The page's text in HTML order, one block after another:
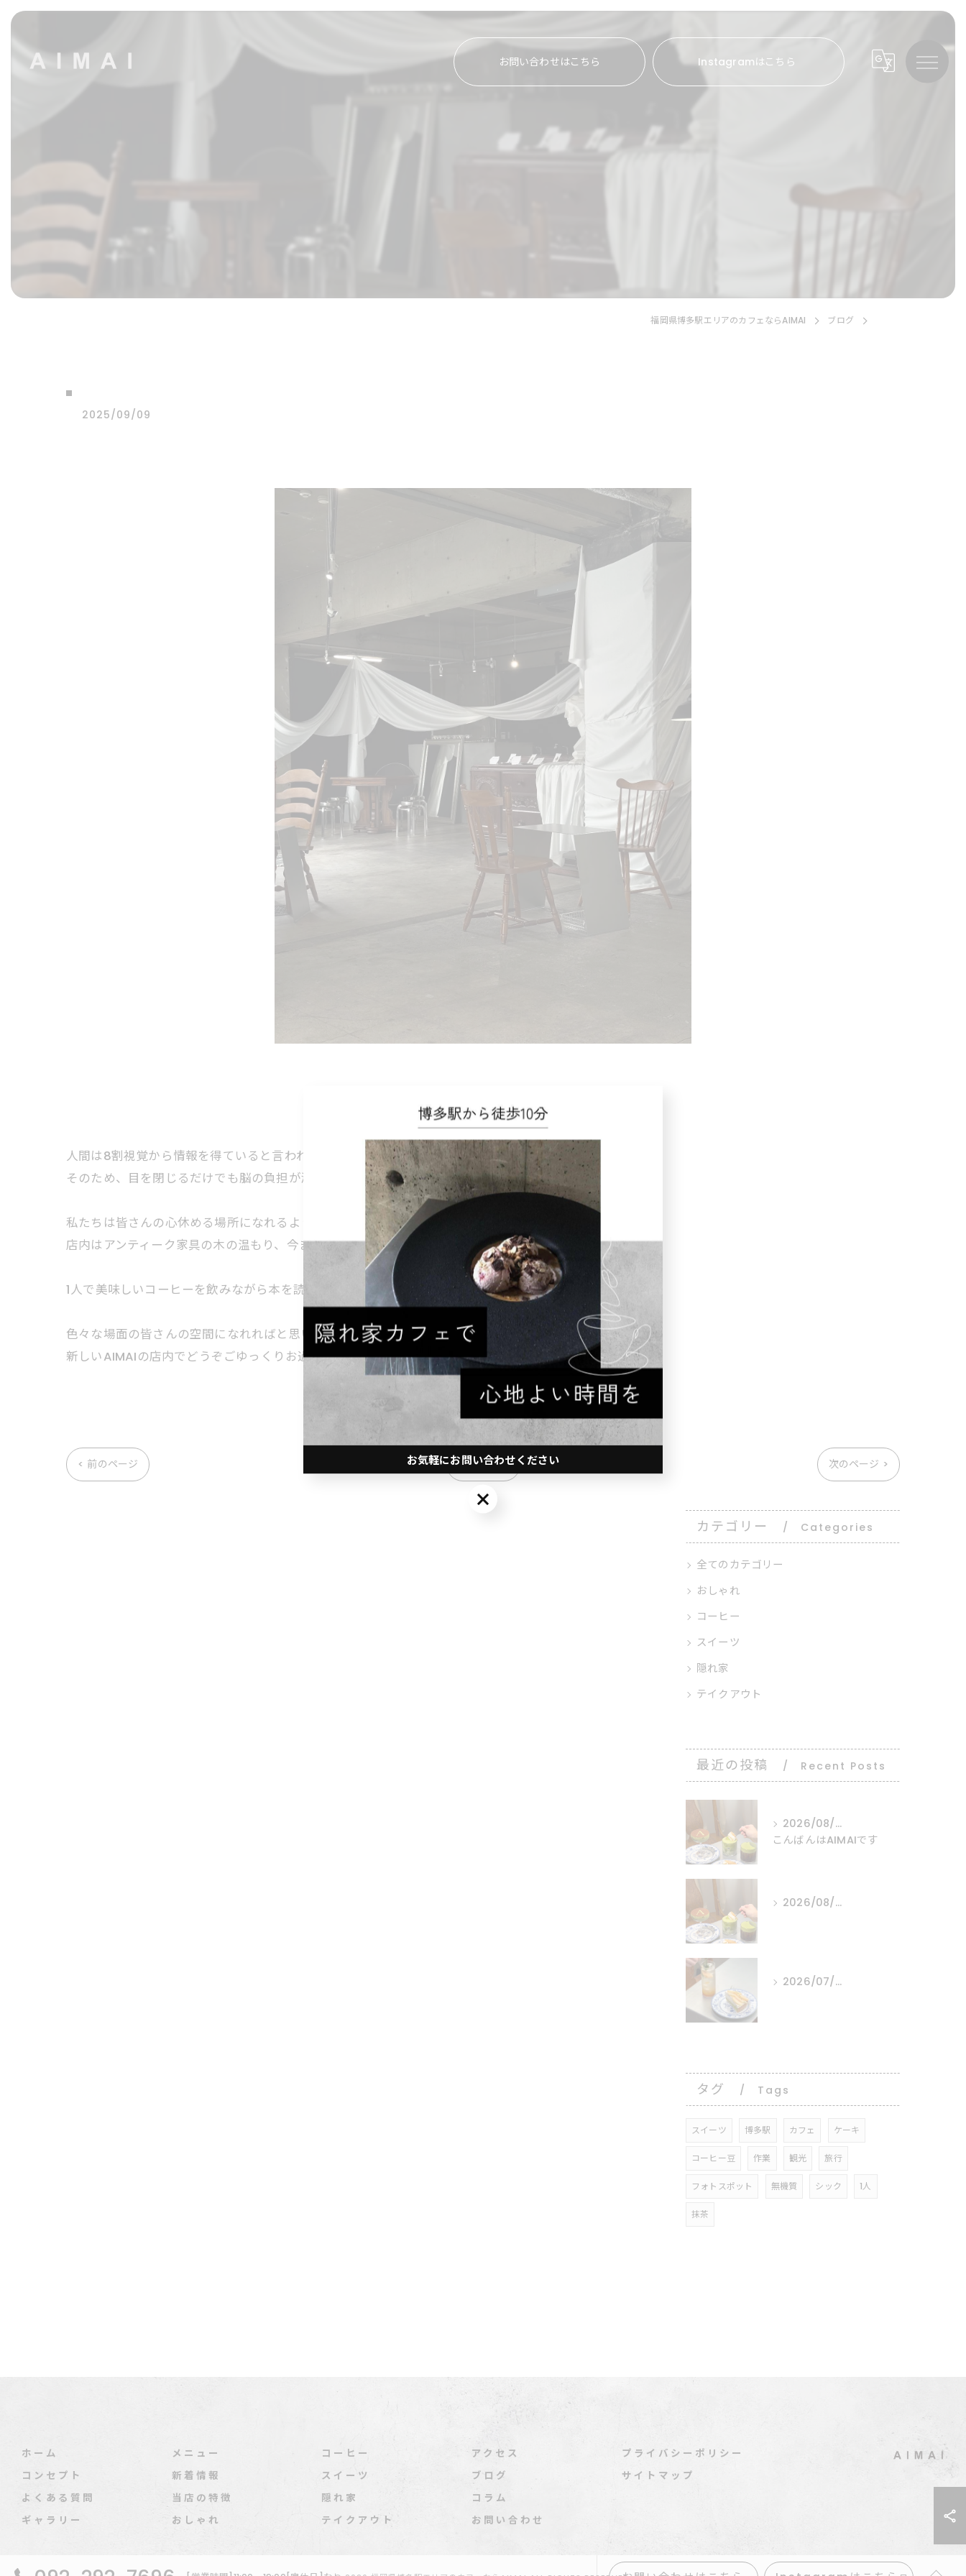
お問い合わせはこちら Instagramはこちら
福岡県博多駅エリアのカフェならAIMAI ブログ
2025/09/09
人間は8割視覚から情報を得ていると言われています。
そのため、目を閉じるだけでも脳の負担が減り、リラックス効果が得られます。
私たちは皆さんの心休める場所になれるように今回の内装は店内と外の空間を分けました。
店内はアンティーク家具の木の温もり、今までと変わらないAIMAIの非日常的な空間が広がっています。
1人で美味しいコーヒーを飲みながら本を読む空間、友達と久しぶりの再会....
色々な場面の皆さんの空間になれればと思います。
新しいAIMAIの店内でどうぞごゆっくりお過ごしください。
< 前のページ 一覧に戻る 次のページ >
カテゴリー Categories
全てのカテゴリー
おしゃれ
コーヒー
スイーツ
隠れ家
テイクアウト
最近の投稿 Recent Posts
2026/08/06
こんばんはAIMAIです
2026/08/05
2026/07/30
タグ Tags
スイーツ 博多駅 カフェ ケーキ
コーヒー豆 作業 観光 旅行
フォトスポット 無機質 シック 1人
抹茶
ホーム
コンセプト
よくある質問
ギャラリー
メニュー
新着情報
当店の特徴
おしゃれ
コーヒー
スイーツ
隠れ家
テイクアウト
アクセス
ブログ
コラム
お問い合わせ
プライバシーポリシー
サイトマップ
お気軽にお問い合わせください
お気軽にお問い合わせください